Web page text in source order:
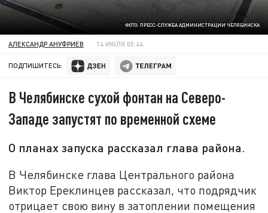
ФОТО: ПРЕСС-СЛУЖБА АДМИНИСТРАЦИИ ЧЕЛЯБИНСКА
АЛЕКСАНДР АНУФРИЕВ 14 ИЮЛЯ 05:44
ПОДПИШИТЕСЬ:
В Челябинске сухой фонтан на Северо-
Западе запустят по временной схеме
О планах запуска рассказал глава района.
В Челябинске глава Центрального района
Виктор Ереклинцев рассказал, что подрядчик
отрицает свою вину в затоплении помещения